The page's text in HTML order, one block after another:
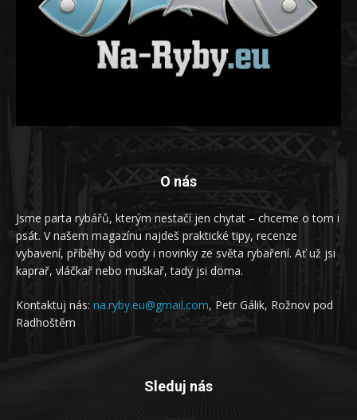
O nás
Jsme parta rybářů, kterým nestačí jen chytat – chceme o tom i
psát. V našem magazínu najdeš praktické tipy, recenze
vybavení, příběhy od vody i novinky ze světa rybaření. Ať už jsi
kaprař, vláčkař nebo muškař, tady jsi doma.
Kontaktuj nás: na.ryby.eu@gmail.com, Petr Gálik, Rožnov pod
Radhoštěm
Sleduj nás